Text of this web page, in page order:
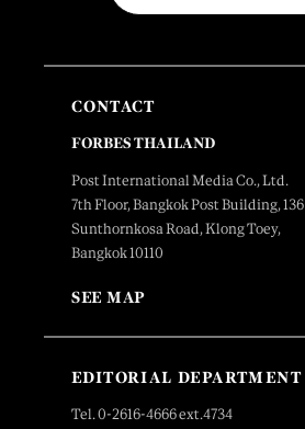
CONTACT
FORBES THAILAND
Post International Media Co., Ltd.
7th Floor, Bangkok Post Building, 136
Sunthornkosa Road, Klong Toey,
Bangkok 10110
SEE MAP
EDITORIAL DEPARTMENT
Tel. 0-2616-4666 ext.4734